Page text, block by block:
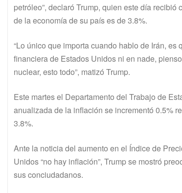
petróleo”, declaró Trump, quien este día
de la economía de su país es de 3.8%.
“Lo único que importa cuando hablo de Irán,
financiera de Estados Unidos ni en nade,
nuclear, esto todo”, matizó Trump.
Este martes el Departamento del Trabajo de
anualizada de la inflación se incrementó 0.5%
3.8%.
Ante la noticia del aumento en el Índice de
Unidos “no hay inflación”, Trump se mostró
sus conciudadanos.